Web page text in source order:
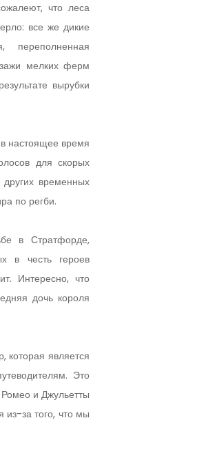
что леса
все же дикие
мелких ферм
вырубки
настоящее время
для скорых
временных
по регби.
в Стратфорде,
в честь героев
Интересно, что
дочь короля
является
Это
и Джульетты
за того, что мы